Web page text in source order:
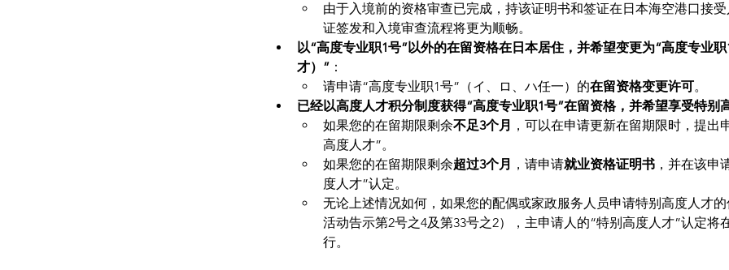
由于入境前的资格审查已完成，持该证明书和签证在日本海空港口接
证签发和入境审查流程将更为顺畅。
以“高度专业职1号”以外的在留资格在日本居住，并希望变更为“高度专业
才）” ：
请申请“高度专业职1号”（イ、ロ、ハ任一）的在留资格变更许可。
已经以高度人才积分制度获得“高度专业职1号”在留资格，并希望享受特别
如果您的在留期限剩余不足3个月 ，可以在申请更新在留期限时，提出
高度人才”。
如果您的在留期限剩余超过3个月 ，请申请就业资格证明书 ，并在该申
度人才”认定。
无论上述情况如何，如果您的配偶或家政服务人员申请特别高度人才
活动告示第2号之4及第33号之2），主申请人的“特别高度人才”认定将
行。